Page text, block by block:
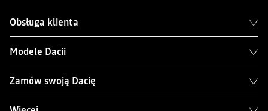
Obsługa klienta
Modele Dacii
Zamów swoją Dacię